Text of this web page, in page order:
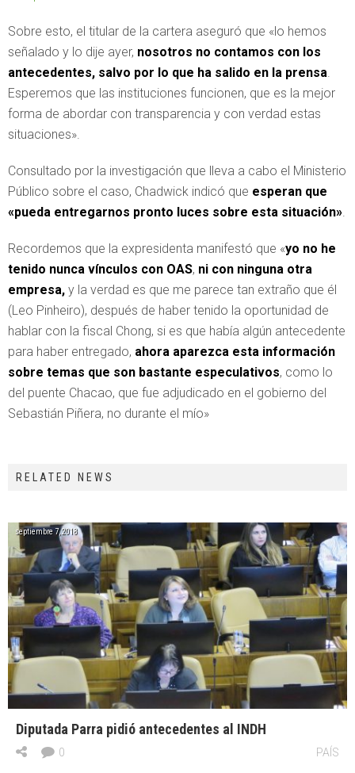
Sobre esto, el titular de la cartera aseguró que «lo hemos
señalado y lo dije ayer, nosotros no contamos con los
antecedentes, salvo por lo que ha salido en la prensa
Esperemos que las instituciones funcionen, que es la mejor
forma de abordar con transparencia y con verdad estas
situaciones».
Consultado por la investigación que lleva a cabo el Ministerio
Público sobre el caso, Chadwick indicó que esperan que
«pueda entregarnos pronto luces sobre esta situación»
Recordemos que la expresidenta manifestó que «yo no he
tenido nunca vínculos con OAS, ni con ninguna otra
empresa, y la verdad es que me parece tan extraño que él
(Leo Pinheiro), después de haber tenido la oportunidad de
hablar con la fiscal Chong, si es que había algún antecedente
para haber entregado, ahora aparezca esta información
sobre temas que son bastante especulativos, como lo
del puente Chacao, que fue adjudicado en el gobierno del
Sebastián Piñera, no durante el mío»
RELATED NEWS
septiembre 7, 2018
Diputada Parra pidió antecedentes al INDH
PAÍS
0